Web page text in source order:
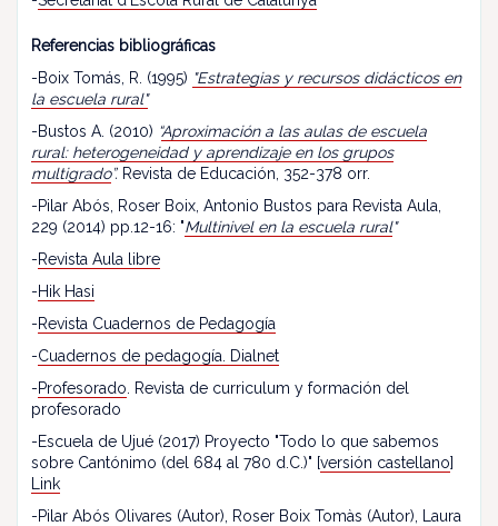
Referencias bibliográficas
-Boix Tomás, R. (1995) "Estrategias y recursos didácticos en
la escuela rural"
-Bustos A. (2010) “Aproximación a las aulas de escuela
rural: heterogeneidad y aprendizaje en los grupos
multigrado”. Revista de Educación, 352-378 orr.
-Pilar Abós, Roser Boix, Antonio Bustos para Revista Aula,
229 (2014) pp.12-16: "Multinivel en la escuela rural"
-Revista Aula libre
-Hik Hasi
-Revista Cuadernos de Pedagogía
-Cuadernos de pedagogía. Dialnet
-Profesorado . Revista de curriculum y formación del
profesorado
-Escuela de Ujué (2017) Proyecto "Todo lo que sabemos
sobre Cantónimo (del 684 al 780 d.C.)" [versión castellano]
Link
-Pilar Abós Olivares (Autor), Roser Boix Tomàs (Autor), Laura